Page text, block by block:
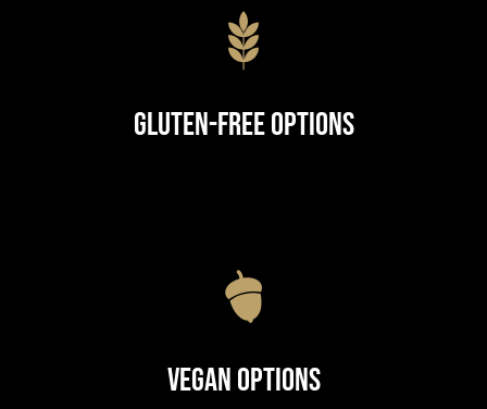
Gluten-Free Options
Vegan Options